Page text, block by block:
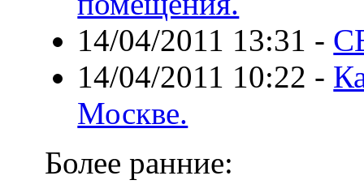
14/04/2011 13:31 -
14/04/2011 10:22 -
Москве.
Более ранние: